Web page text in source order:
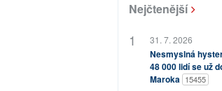
Nejčtenější
31. 7. 2026
Nesmyslná
48 000 lidí se už
Maroka 15455